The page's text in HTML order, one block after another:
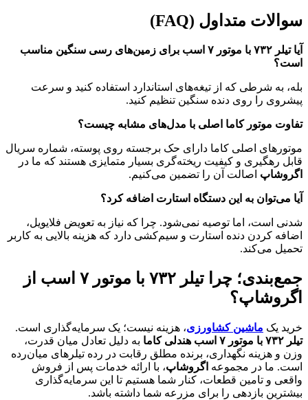
سوالات متداول (FAQ)
آیا تیلر ۷۳۲ با موتور ۷ اسب برای زمین‌های رسی سنگین مناسب
است؟
بله، به شرطی که از تیغه‌های استاندارد استفاده کنید و سرعت
پیشروی را روی دنده سنگین تنظیم کنید.
تفاوت موتور کاما اصلی با مدل‌های مشابه چیست؟
موتورهای اصلی کاما دارای حک برجسته روی پوسته، شماره سریال
قابل رهگیری و کیفیت ریخته‌گری بسیار متمایزی هستند که ما در
اگروشاپ اصالت آن را تضمین می‌کنیم.
آیا می‌توان به این دستگاه استارت اضافه کرد؟
شدنی است، اما توصیه نمی‌شود. چرا که نیاز به تعویض فلایویل،
اضافه کردن دنده استارت و سیم‌کشی دارد که هزینه بالایی به کاربر
تحمیل می‌کند.
جمع‌بندی؛ چرا تیلر ۷۳۲ با موتور ۷ اسب
از
اگروشاپ؟
خرید یک ماشین کشاورزی، هزینه نیست؛ یک سرمایه‌گذاری است.
تیلر ۷۳۲ با موتور ۷ اسب هندلی کاما
به دلیل تعادل میان قدرت،
وزن و هزینه نگهداری، برنده مطلق رقابت در رده تیلرهای میان‌رده
است. ما در مجموعه اگروشاپ، با ارائه خدمات پس از فروش
واقعی و تامین قطعات، کنار شما هستیم تا این سرمایه‌گذاری
بیشترین بازدهی را برای مزرعه شما داشته باشد.